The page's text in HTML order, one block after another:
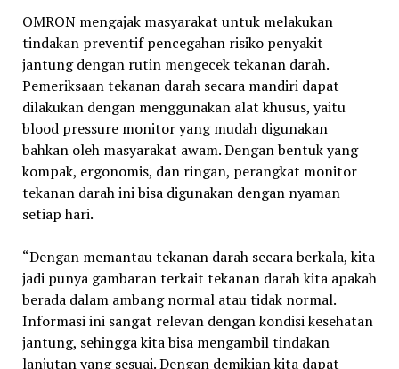
OMRON mengajak masyarakat untuk melakukan
tindakan preventif pencegahan risiko penyakit
jantung dengan rutin mengecek tekanan darah.
Pemeriksaan tekanan darah secara mandiri dapat
dilakukan dengan menggunakan alat khusus, yaitu
blood pressure monitor yang mudah digunakan
bahkan oleh masyarakat awam. Dengan bentuk yang
kompak, ergonomis, dan ringan, perangkat monitor
tekanan darah ini bisa digunakan dengan nyaman
setiap hari.
“Dengan memantau tekanan darah secara berkala, kita
jadi punya gambaran terkait tekanan darah kita apakah
berada dalam ambang normal atau tidak normal.
Informasi ini sangat relevan dengan kondisi kesehatan
jantung, sehingga kita bisa mengambil tindakan
lanjutan yang sesuai. Dengan demikian kita dapat